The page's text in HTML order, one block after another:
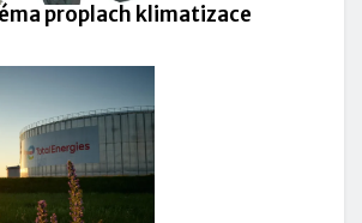
proplach klimatizace